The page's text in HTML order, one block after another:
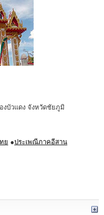
งบัวแดง จังหวัดชัยภูมิ
ย ●ประเพณีภาคอีสาน